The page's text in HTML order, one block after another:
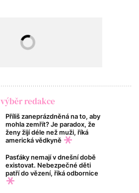
výběr redakce
Příliš zaneprázdněná na to, aby
mohla zemřít? Je paradox, že
ženy žijí déle než muži, říká
americká vědkyně
Pasťáky nemají v dnešní době
existovat. Nebezpečné děti
patří do vězení, říká odbornice